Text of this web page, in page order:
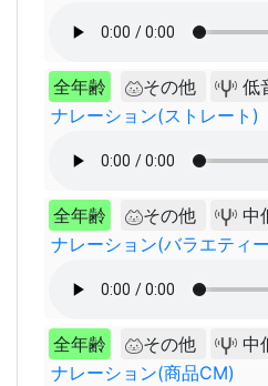
全年齢 その他 低
ナレーション(ストレート)
全年齢 その他 中
ナレーション(バラエティ
全年齢 その他 中
ナレーション(商品CM)